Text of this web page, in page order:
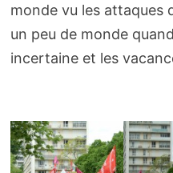
monde vu les attaques
un peu de monde
incertaine et les